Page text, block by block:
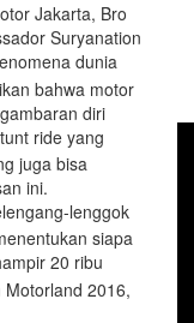
Jakarta, Bro
Suryanation
dunia
bahwa motor
diri
ride yang
juga bisa
ini.
lenggok
siapa
20 ribu
2016,